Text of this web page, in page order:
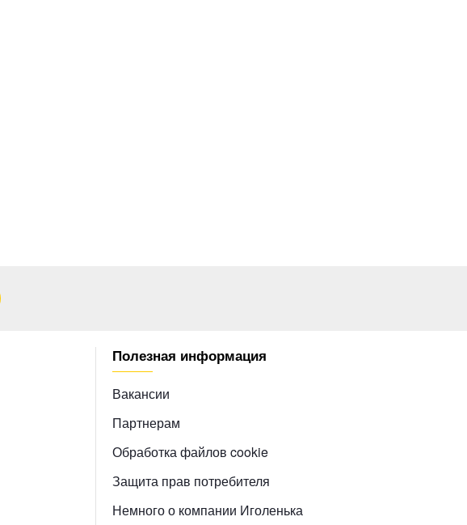
Полезная информация
Вакансии
Партнерам
Обработка файлов cookie
Защита прав потребителя
Немного о компании Иголенька